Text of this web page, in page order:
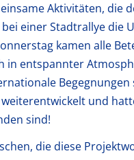
Aktivitäten, die
einer Stadtrallye die
kamen alle
in entspannter
und
sind!
die diese